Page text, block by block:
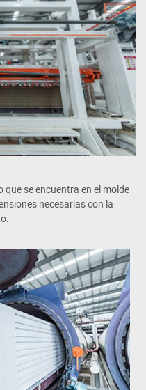
que se encuentra en el molde
necesarias con la